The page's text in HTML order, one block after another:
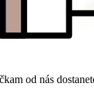
od nás